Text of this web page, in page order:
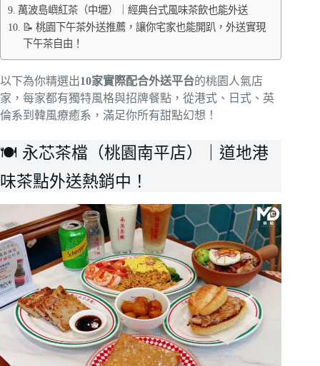
萬波島嶼紅茶（中壢）｜經典台式風味茶飲也能外送
📝 桃園下午茶外送推薦，讓你宅家也能開趴，外送實現
下午茶自由！
以下為你精選出10家實際配合外送平台的桃園人氣店
家，每家都有獨特風格與招牌餐點，從港式、日式、英
倫系到韓風療癒系，滿足你所有甜點幻想！
🍽️ 永芯茶檔（桃園南平店）｜道地港
味茶點外送熱銷中！